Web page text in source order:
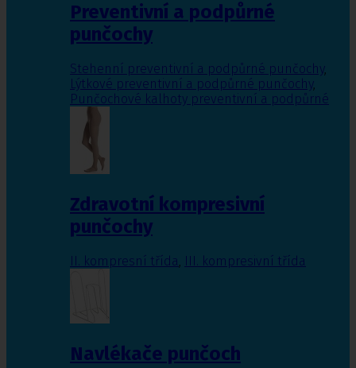
Preventivní a podpůrné
punčochy
Stehenní preventivní a podpůrné punčochy,
Lýtkové preventivní a podpůrné punčochy,
Punčochové kalhoty preventivní a podpůrné
Zdravotní kompresivní
punčochy
II. kompresní třída III. kompresivní třída
Navlékače punčoch